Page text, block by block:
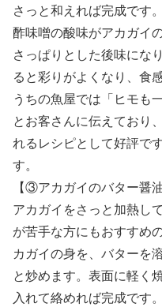
さっと和えれば完成です。
酢味噌の酸味がアカガイ
さっぱりとした後味にな
ると彩りがよくなり、食
うちの魚屋では「ヒモも
とお客さんに伝えており
れるレシピとして好評で
す。
【③アカガイのバター醤
アカガイをさっと加熱し
が苦手な方にもおすすめ
カガイの身を、バターを
と炒めます。表面に軽く
入れて絡めれば完成です。